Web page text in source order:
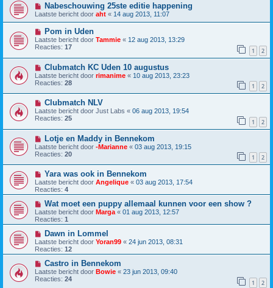
Nabeschouwing 25ste editie happening
Laatste bericht door aht « 14 aug 2013, 11:07
Pom in Uden
Laatste bericht door Tammie « 12 aug 2013, 13:29
Reacties: 17 1 2
Clubmatch KC Uden 10 augustus
Laatste bericht door rimanime « 10 aug 2013, 23:23
Reacties: 28 1 2
Clubmatch NLV
Laatste bericht door Just Labs « 06 aug 2013, 19:54
Reacties: 25 1 2
Lotje en Maddy in Bennekom
Laatste bericht door -Marianne « 03 aug 2013, 19:15
Reacties: 20 1 2
Yara was ook in Bennekom
Laatste bericht door Angelique « 03 aug 2013, 17:54
Reacties: 4
Wat moet een puppy allemaal kunnen voor een show ?
Laatste bericht door Marga« 01 aug 2013, 12:57
Reacties: 1
Dawn in Lommel
Laatste bericht door Yoran99 « 24 jun 2013, 08:31
Reacties: 12
Castro in Bennekom
Laatste bericht door Bowie « 23 jun 2013, 09:40
Reacties: 24 1 2